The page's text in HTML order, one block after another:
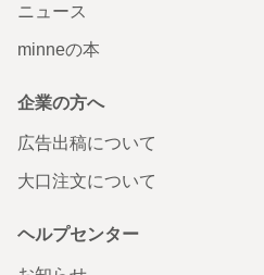
ニュース
minneの本
企業の方へ
広告出稿について
大口注文について
ヘルプセンター